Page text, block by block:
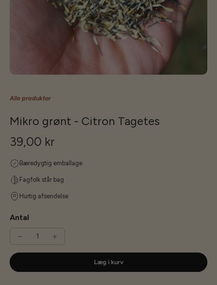
Alle produkter
Mikro grønt - Citron Tagetes
39,00 kr
Bæredygtig emballage
Fagfolk står bag
Hurtig afsendelse
Antal
Læg i kurv